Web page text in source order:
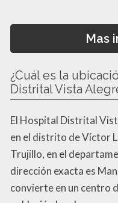
Mas
¿Cuál es la
Distrital Vista
El Hospital Distrital
en el distrito de Víctor
Trujillo, en el
dirección exacta es
convierte en un centro